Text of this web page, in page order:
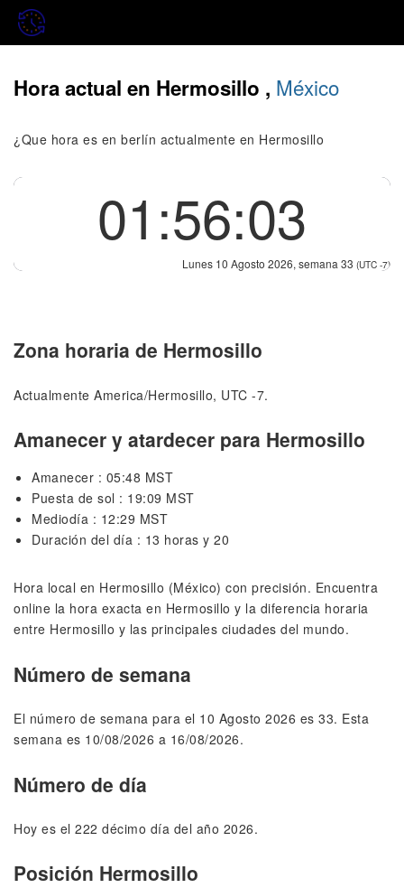
Hora actual en Hermosillo , México
¿Que hora es en berlín actualmente en Hermosillo
01:56:03
Lunes 10 Agosto 2026, semana 33 (UTC -7)
Zona horaria de Hermosillo
Actualmente America/Hermosillo, UTC -7.
Amanecer y atardecer para Hermosillo
Amanecer : 05:48 MST
Puesta de sol : 19:09 MST
Mediodía : 12:29 MST
Duración del día : 13 horas y 20
Hora local en Hermosillo (México) con precisión. Encuentra
online la hora exacta en Hermosillo y la diferencia horaria
entre Hermosillo y las principales ciudades del mundo.
Número de semana
El número de semana para el 10 Agosto 2026 es 33. Esta
semana es 10/08/2026 a 16/08/2026.
Número de día
Hoy es el 222 décimo día del año 2026.
Posición Hermosillo